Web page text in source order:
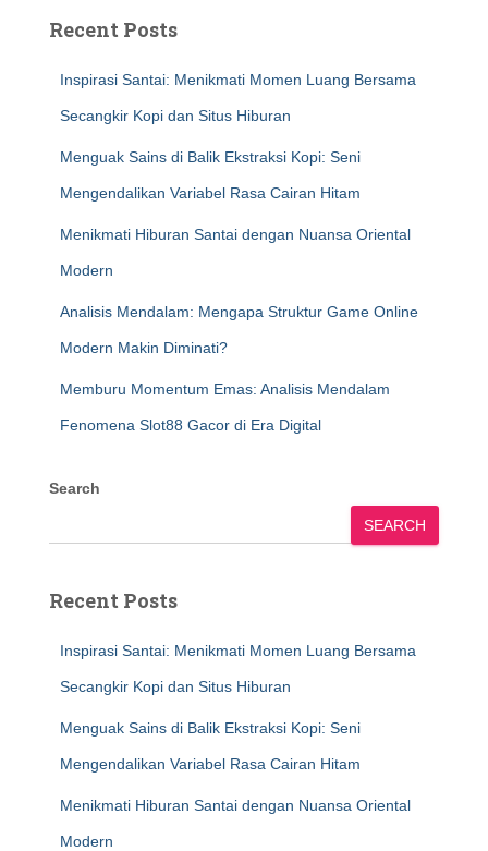
Recent Posts
Inspirasi Santai: Menikmati Momen Luang Bersama
Secangkir Kopi dan Situs Hiburan
Menguak Sains di Balik Ekstraksi Kopi: Seni
Mengendalikan Variabel Rasa Cairan Hitam
Menikmati Hiburan Santai dengan Nuansa Oriental
Modern
Analisis Mendalam: Mengapa Struktur Game Online
Modern Makin Diminati?
Memburu Momentum Emas: Analisis Mendalam
Fenomena Slot88 Gacor di Era Digital
Search
SEARCH
Recent Posts
Inspirasi Santai: Menikmati Momen Luang Bersama
Secangkir Kopi dan Situs Hiburan
Menguak Sains di Balik Ekstraksi Kopi: Seni
Mengendalikan Variabel Rasa Cairan Hitam
Menikmati Hiburan Santai dengan Nuansa Oriental
Modern